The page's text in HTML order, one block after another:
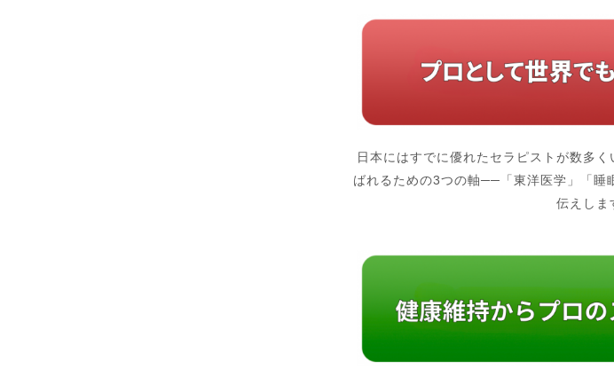
日本にはすでに優れたセラピストが数多
ばれるための3つの軸──「東洋医学」「
伝えしま